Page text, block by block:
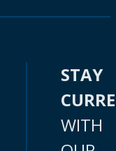
STAY
WITH